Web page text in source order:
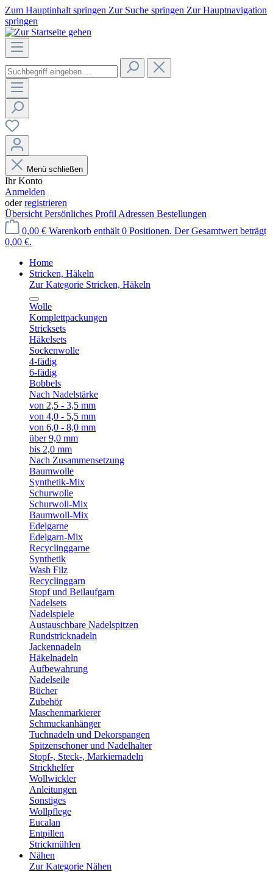
Zum Hauptinhalt springen Zur Suche springen Zur Hauptnavigation
springen
Menü schließen
Ihr Konto
Anmelden
oderregistrieren
Übersicht Persönliches Profil Adressen Bestellungen
0,00 € Warenkorb enthält 0 Positionen. Der Gesamtwert beträgt
0,00 €.
Home
Stricken, Häkeln
Zur Kategorie Stricken, Häkeln
Wolle
Komplettpackungen
Stricksets
Häkelsets
Sockenwolle
4-fädig
6-fädig
Bobbels
Nach Nadelstärke
von 2,5 - 3,5 mm
von 4,0 - 5,5 mm
von 6,0 - 8,0 mm
über 9,0 mm
bis 2,0 mm
Nach Zusammensetzung
Baumwolle
Synthetik-Mix
Schurwolle
Schurwoll-Mix
Baumwoll-Mix
Edelgarne
Edelgarn-Mix
Recyclinggarne
Synthetik
Wash Filz
Recyclinggarn
Stopf und Beilaufgarn
Nadelsets
Nadelspiele
Austauschbare Nadelspitzen
Rundstricknadeln
Jackennadeln
Häkelnadeln
Aufbewahrung
Nadelseile
Bücher
Zubehör
Maschenmarkierer
Schmuckanhänger
Tuchnadeln und Dekorspangen
Spitzenschoner und Nadelhalter
Stopf-, Steck-, Markiernadeln
Strickhelfer
Wollwickler
Anleitungen
Sonstiges
Wollpflege
Eucalan
Entpillen
Strickmühlen
Nähen
Zur Kategorie Nähen